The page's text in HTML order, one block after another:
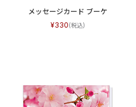
メッセージカード ブーケ
330